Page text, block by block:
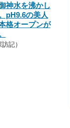
神水を沸かし
pH9.6の美人
格オープンが
記）